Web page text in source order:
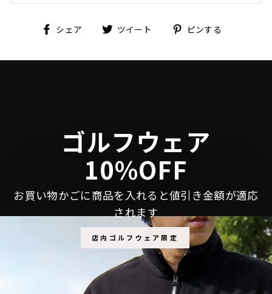
シェア
Facebookツイート
Twitterピンする
ゴルフウェア
10%OFF
お買い物かごに商品を入れると値引き金額が適応
されます
店内ゴルフウェア限定